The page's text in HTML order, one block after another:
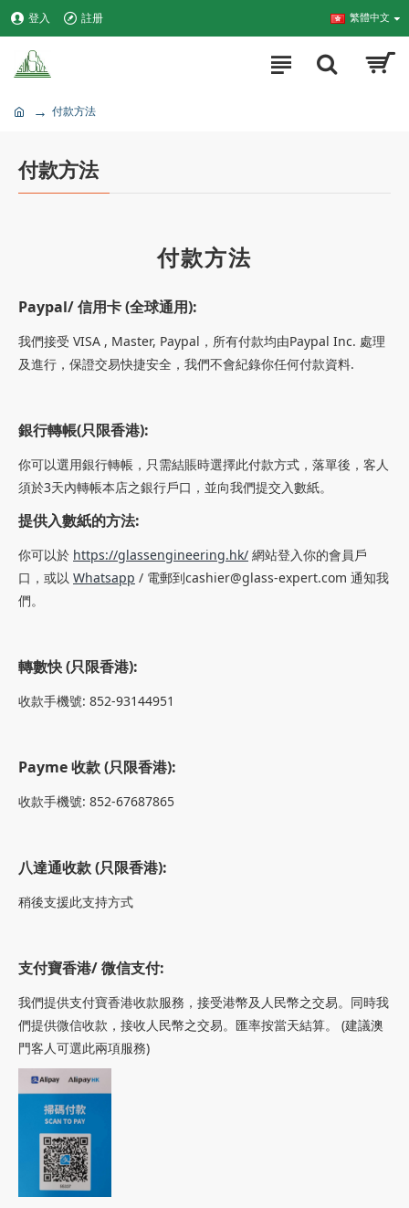
登入 註册 繁體中文
付款方法
付款方法
付款方法
Paypal/ 信用卡 (全球通用):
我們接受 VISA , Master, Paypal，所有付款均由Paypal Inc. 處理
及進行，保證交易快捷安全，我們不會紀錄你任何付款資料.
銀行轉帳(只限香港):
你可以選用銀行轉帳，只需結賬時選擇此付款方式，落單後，客人
須於3天內轉帳本店之銀行戶口，並向我們提交入數紙。
提供入數紙的方法:
你可以於 https://glassengineering.hk/ 網站登入你的會員戶
口，或以 Whatsapp / 電郵到cashier@glass-expert.com 通知我
們。
轉數快 (只限香港):
收款手機號: 852-93144951
Payme 收款 (只限香港):
收款手機號: 852-67687865
八達通收款 (只限香港):
稍後支援此支持方式
支付寶香港/ 微信支付:
我們提供支付寶香港收款服務，接受港幣及人民幣之交易。同時我
們提供微信收款，接收人民幣之交易。匯率按當天結算。 (建議澳
門客人可選此兩項服務)